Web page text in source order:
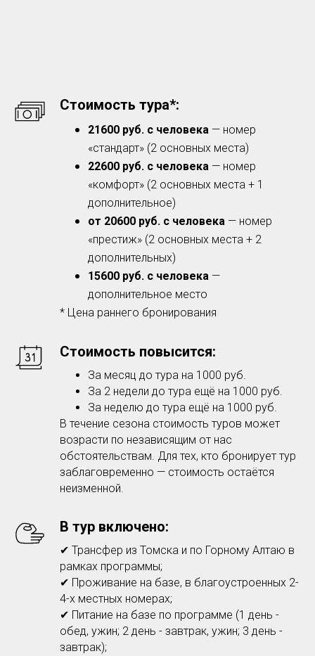
Стоимость тура*:
21600 руб. с человека — номер
«стандарт» (2 основных места)
22600 руб. с человека — номер
«комфорт» (2 основных места + 1
дополнительное)
от 20600 руб. с человека — номер
«престиж» (2 основных места + 2
дополнительных)
15600 руб. с человека —
дополнительное место
* Цена раннего бронирования
Стоимость повысится:
За месяц до тура на 1000 руб.
За 2 недели до тура ещё на 1000 руб.
За неделю до тура ещё на 1000 руб.
В течение сезона стоимость туров может
возрасти по независящим от нас
обстоятельствам. Для тех, кто бронирует тур
заблаговременно — стоимость остаётся
неизменной.
В тур включено:
✔ Трансфер из Томска и по Горному Алтаю в
рамках программы;
✔ Проживание на базе, в благоустроенных 2-
4-х местных номерах;
✔ Питание на базе по программе (1 день -
обед, ужин; 2 день - завтрак, ужин; 3 день -
завтрак);